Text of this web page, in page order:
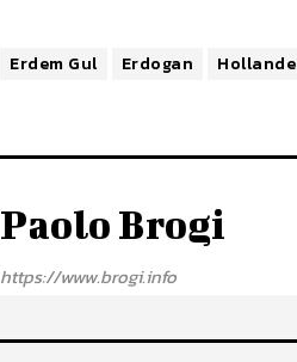
Erdem Gul Erdogan Hollande
Paolo Brogi
https://www.brogi.info